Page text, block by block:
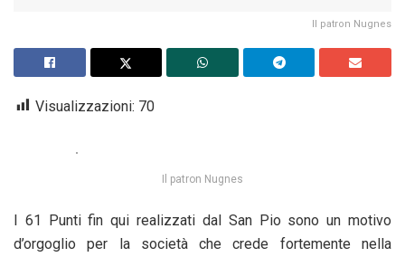
Il patron Nugnes
Visualizzazioni: 70
Il patron Nugnes
I 61 Punti fin qui realizzati dal San Pio sono un motivo
d’orgoglio per la società che crede fortemente nella